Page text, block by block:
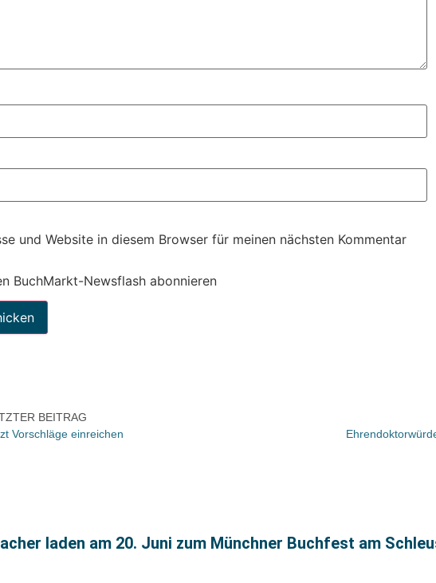
und Website in diesem Browser für meinen nächsten Kommentar
BuchMarkt-Newsflash abonnieren
BEITRAG
Vorschläge einreichen
laden am 20. Juni zum Münchner Buchfest am